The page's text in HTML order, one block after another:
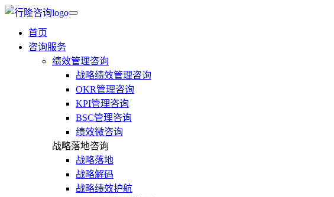
首页
咨询服务
绩效管理咨询
战略绩效管理咨询
OKR管理咨询
KPI管理咨询
BSC管理咨询
绩效微咨询
战略落地咨询
战略落地
战略解码
战略绩效护航